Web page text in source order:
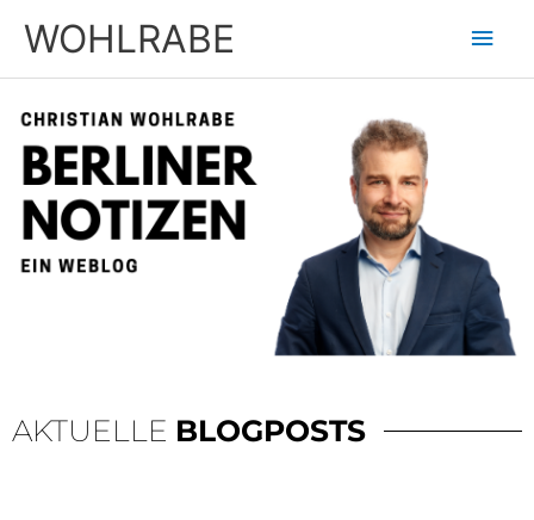
InhaltWOHLRABE
AKTUELLE BLOGPOSTS